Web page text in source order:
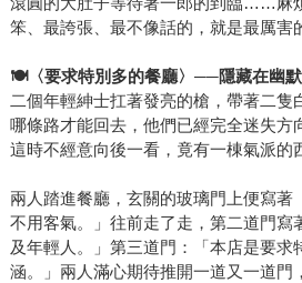
笨、最誇張、最不像話的，就是最厲害
🍽〈要求特別多的餐廳〉──隱藏在幽
二個年輕紳士扛著發亮的槍，帶著二隻
哪條路才能回去，他們已經完全迷失方
這時不經意向後一看，竟有一棟氣派的
兩人踏進餐廳，玄關的玻璃門上便寫著
不用客氣。」往前走了走，第二道門寫
及年輕人。」第三道門：「本店是要求
涵。」兩人滿心期待推開一道又一道門